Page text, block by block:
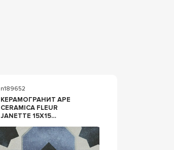
n189652
КЕРАМОГРАНИТ APE
CERAMICA FLEUR
JANETTE 15X15